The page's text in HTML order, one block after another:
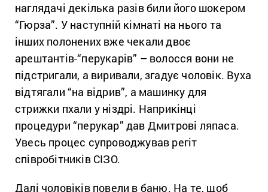
наглядачі декілька разів били його шокером
“Гюрза”. У наступній кімнаті на нього та
інших полонених вже чекали двоє
арештантів-“перукарів” – волосся вони не
підстригали, а виривали, згадує чоловік. Вуха
відтягали “на відрив”, а машинку для
стрижки пхали у ніздрі. Наприкінці
процедури “перукар” дав Дмитрові ляпаса.
Увесь процес супроводжував регіт
співробітників СІЗО.
Далі чоловіків повели в баню. На те, щоб